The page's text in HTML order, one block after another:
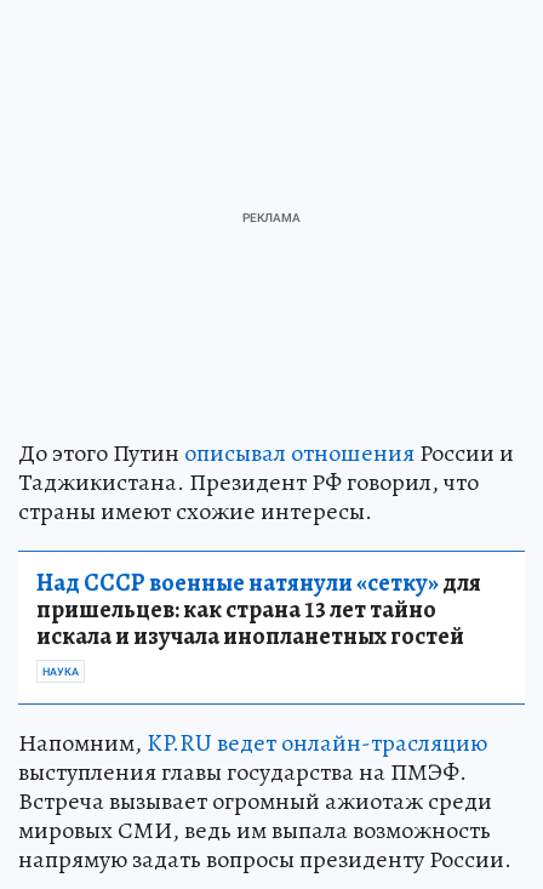
До этого Путин описывал отношенияРоссии и
Таджикистана. Президент РФ говорил, что
страны имеют схожие интересы.
Над СССР военные натянули «сетку»для
пришельцев: как страна 13 лет тайно
искала и изучала инопланетных гостей
НАУКА
Напомним, KP.RU ведет онлайн-трасляцию
выступления главы государства на ПМЭФ.
Встреча вызывает огромный ажиотаж среди
мировых СМИ, ведь им выпала возможность
напрямую задать вопросы президенту России.